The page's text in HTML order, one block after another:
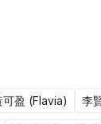
可盈 (Flavia) 李